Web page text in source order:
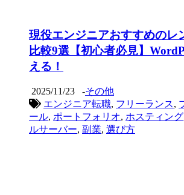
現役エンジニアおすすめのレ
比較9選【初心者必見】
える！
2025/11/23 -その他
エンジニア転職, フリーランス,
ール, ポートフォリオ, ホスティング
ルサーバー, 副業, 選び方